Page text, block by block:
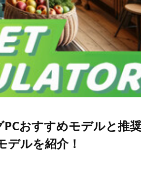
おすすめモデルと推
ルを紹介！